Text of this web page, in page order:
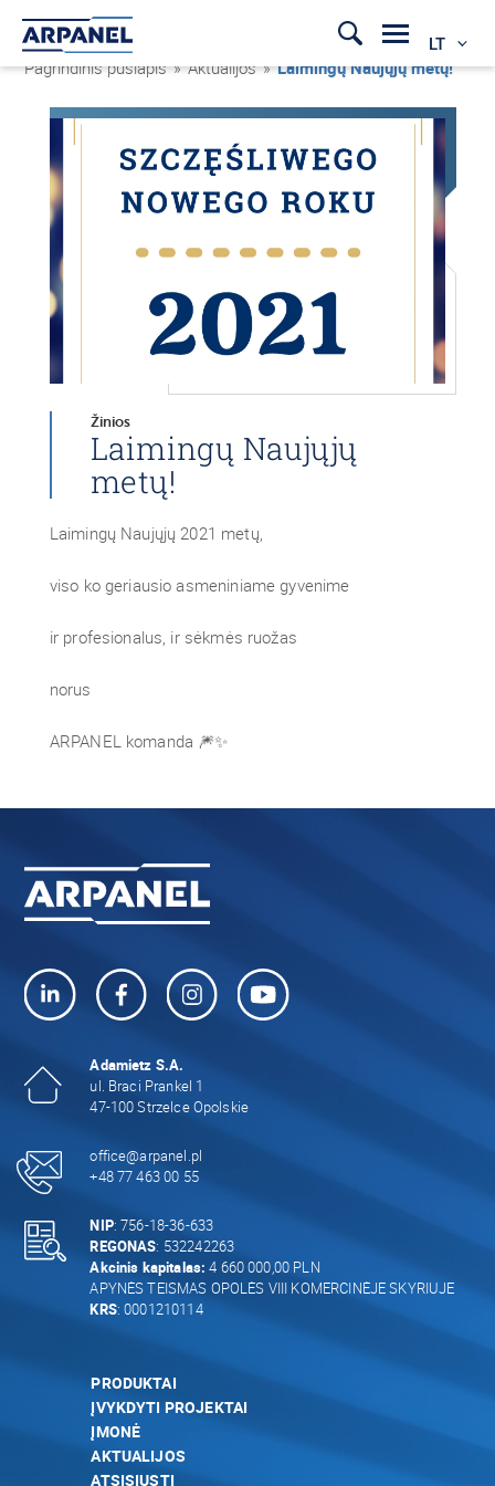
LT
Pagrindinis puslapis » Aktualijos »Laimingų Naujųjų metų!
Žinios
Laimingų Naujųjų
metų!
Laimingų Naujųjų 2021 metų,
viso ko geriausio asmeniniame gyvenime
ir profesionalus, ir sėkmės ruožas
norus
ARPANEL komanda 🎆✨
Adamietz S.A.
ul. Braci Prankel 1
47-100 Strzelce Opolskie
office@arpanel.pl
+48 77 463 00 55
NIP: 756-18-36-633
REGONAS: 532242263
Akcinis kapitalas: 4 660 000,00 PLN
APYNĖS TEISMAS OPOLĖS VIII KOMERCINĖJE SKYRIUJE
KRS: 0001210114
PRODUKTAI
ĮVYKDYTI PROJEKTAI
ĮMONĖ
AKTUALIJOS
ATSISIŲSTI